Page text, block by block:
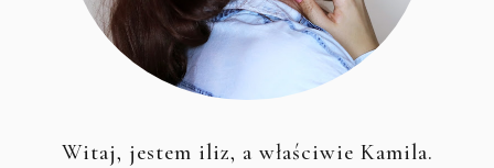
Witaj, jestem iliz, a właściwie Kamila.